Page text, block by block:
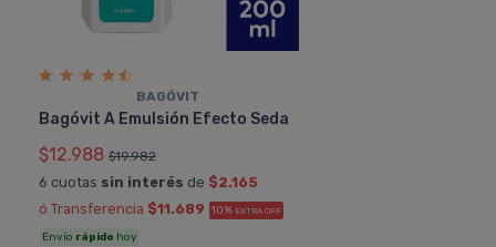
BAGÓVIT
Bagóvit A Emulsión Efecto Seda
$12.988 $19.982
6 cuotas sin interés de $2.165
ó Transferencia $11.689 10% EXTRA OFF
Envío rápido hoy